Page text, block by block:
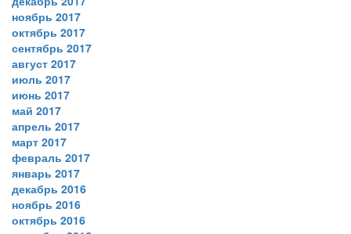
ноябрь 2017
октябрь 2017
сентябрь 2017
август 2017
июль 2017
июнь 2017
май 2017
апрель 2017
март 2017
февраль 2017
январь 2017
декабрь 2016
ноябрь 2016
октябрь 2016